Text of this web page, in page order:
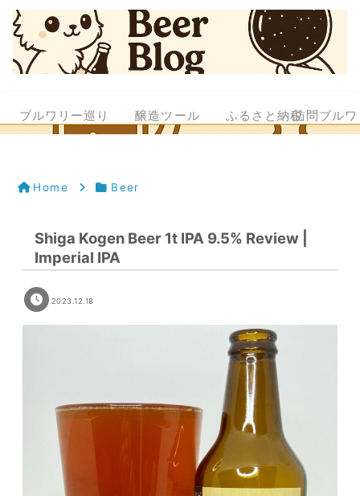
ブルワリー巡り 醸造ツール ふるさと納税訪問ブル
Home Beer
Shiga Kogen Beer 1t IPA 9.5% Review |
Imperial IPA
2023.12.18